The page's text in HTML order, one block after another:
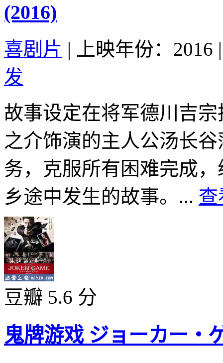
(2016)
喜剧片 | 上映年份：2016 |
发
故事设定在将军德川吉
之介饰演的主人公汤长
务，克服所有困难完成
乡途中发生的故事。... 查
豆瓣 5.6 分
鬼牌游戏 ジョーカー・